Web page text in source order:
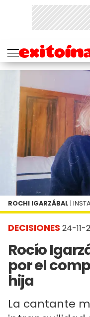
DECISIONES 24-11-
Rocío
por el
hija
La cantante
ROCHI IGARZÁBAL |